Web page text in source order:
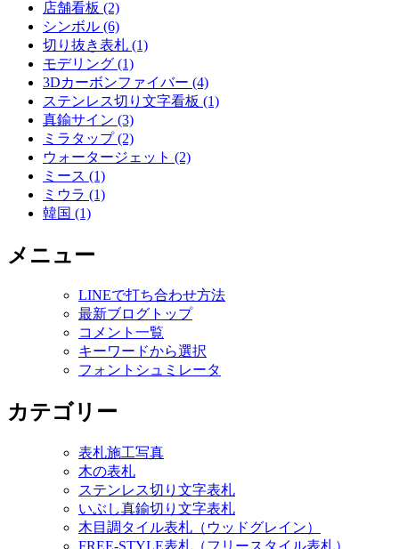
店舗看板 (2)
シンボル (6)
切り抜き表札 (1)
モデリング (1)
3Dカーボンファイバー (4)
ステンレス切り文字看板 (1)
真鍮サイン (3)
ミラタップ (2)
ウォータージェット (2)
ミース (1)
ミウラ (1)
韓国 (1)
メニュー
LINEで打ち合わせ方法
最新ブログトップ
コメント一覧
キーワードから選択
フォントシュミレータ
カテゴリー
表札施工写真
木の表札
ステンレス切り文字表札
いぶし真鍮切り文字表札
木目調タイル表札（ウッドグレイン）